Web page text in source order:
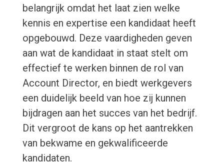
belangrijk omdat het laat zien welke
kennis en expertise een kandidaat heeft
opgebouwd. Deze vaardigheden geven
aan wat de kandidaat in staat stelt om
effectief te werken binnen de rol van
Account Director, en biedt werkgevers
een duidelijk beeld van hoe zij kunnen
bijdragen aan het succes van het bedrijf.
Dit vergroot de kans op het aantrekken
van bekwame en gekwalificeerde
kandidaten.